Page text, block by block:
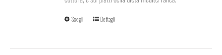
Scegli
Questo
Dettagli